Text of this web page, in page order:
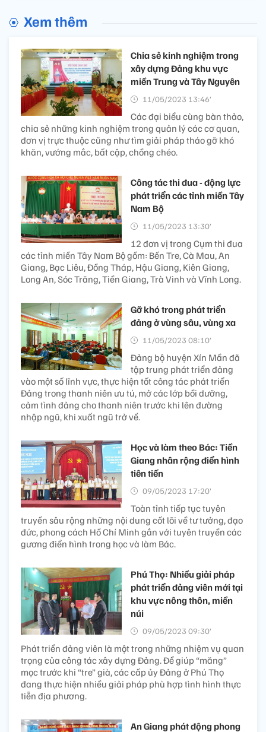
Xem thêm
Chia sẻ kinh nghiệm trong
xây dựng Đảng khu vực
miền Trung và Tây Nguyên
11/05/2023 13:46’
Các đại biểu cùng bàn thảo,
chia sẻ những kinh nghiệm trong quản lý các cơ quan,
đơn vị trực thuộc cũng như tìm giải pháp tháo gỡ khó
khăn, vướng mắc, bất cập, chồng chéo.
Công tác thi đua - động lực
phát triển các tỉnh miền Tây
Nam Bộ
11/05/2023 13:30’
12 đơn vị trong Cụm thi đua
các tỉnh miền Tây Nam Bộ gồm: Bến Tre, Cà Mau, An
Giang, Bạc Liêu, Đồng Tháp, Hậu Giang, Kiên Giang,
Long An, Sóc Trăng, Tiền Giang, Trà Vinh và Vĩnh Long.
Gỡ khó trong phát triển
đảng ở vùng sâu, vùng xa
11/05/2023 08:10’
Đảng bộ huyện Xín Mần đã
tập trung phát triển đảng
vào một số lĩnh vực, thực hiện tốt công tác phát triển
Đảng trong thanh niên ưu tú, mở các lớp bồi dưỡng,
cảm tình đảng cho thanh niên trước khi lên đường
nhập ngũ, khi xuất ngũ trở về.
Học và làm theo Bác: Tiền
Giang nhân rộng điển hình
tiên tiến
09/05/2023 17:20’
Toàn tỉnh tiếp tục tuyên
truyền sâu rộng những nội dung cốt lõi về tư tưởng, đạo
đức, phong cách Hồ Chí Minh gắn với tuyên truyền các
gương điển hình trong học và làm Bác.
Phú Thọ: Nhiều giải pháp
phát triển đảng viên mới tại
khu vực nông thôn, miền
núi
09/05/2023 09:30’
Phát triển đảng viên là một trong những nhiệm vụ quan
trọng của công tác xây dựng Đảng. Để giúp “măng”
mọc trước khi “tre” già, các cấp ủy Đảng ở Phú Thọ
đang thực hiện nhiều giải pháp phù hợp tình hình thực
tiễn địa phương.
An Giang phát động phong